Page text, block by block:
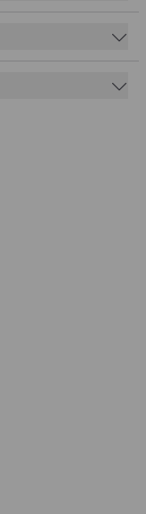
Preis